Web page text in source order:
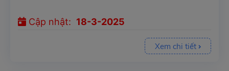
Cập nhật: 18-3-2025
Xem chi tiết